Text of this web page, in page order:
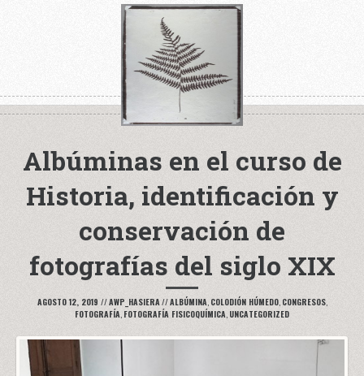
Albúminas en el curso de
Historia, identificación y
conservación de
fotografías del siglo XIX
AGOSTO 12, 2019 //AWP_HASIERA//ALBÚMINA, COLODIÓN HÚMEDO, CONGRESOS,
FOTOGRAFÍA, FOTOGRAFÍA FISICOQUÍMICA, UNCATEGORIZED